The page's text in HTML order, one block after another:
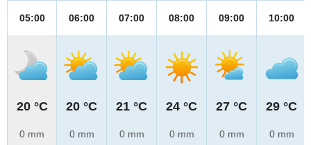
05:00
20 °C
0 mm
06:00
20 °C
0 mm
07:00
21 °C
0 mm
08:00
24 °C
0 mm
09:00
27 °C
0 mm
10:00
29 °C
0 mm